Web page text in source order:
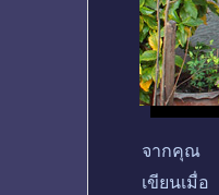
จากคุณ
เขียนเมื่อ